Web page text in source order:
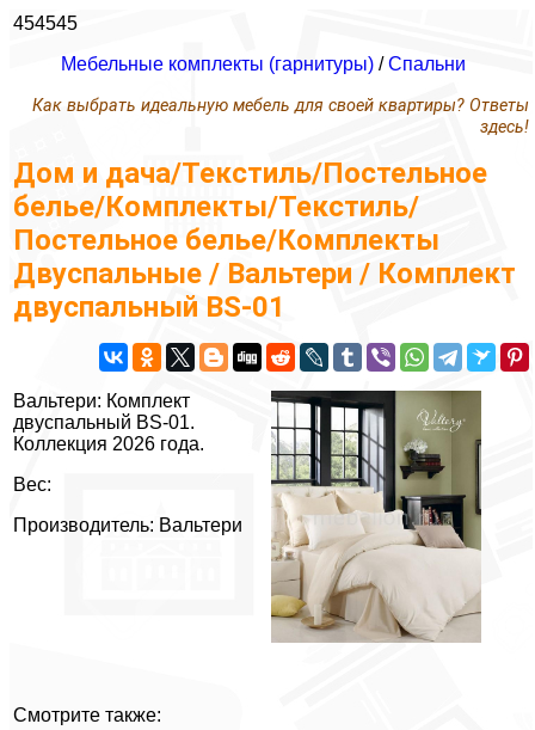
454545
Мебельные комплекты (гарнитуры) /Спальни
Как выбрать идеальную мебель для своей квартиры? Ответы
здесь!
Дом и дача/Текстиль/Постельное
белье/Комплекты/Текстиль/
Постельное белье/Комплекты
Двуспальные / Вальтери / Комплект
двуспальный BS-01
Вальтери: Комплект
двуспальный BS-01.
Коллекция 2026 года.
Вес:
Производитель: Вальтери
Смотрите также: